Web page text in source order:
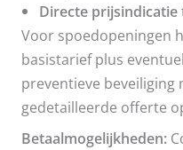
Directe prijsindicatie
Voor spoedopeningen
basistarief plus
preventieve beveiliging
gedetailleerde offerte
Betaalmogelijkheden: